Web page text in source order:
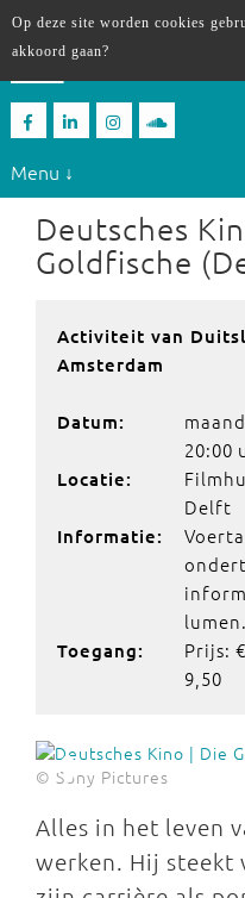
Menu ↓
Deutsches
Goldfische
Activiteit van
Amsterdam
Datum:
20:00
Locatie:
Delft
Informatie:
Toegang:
Prijs:
9,50
© Sony Pictures
Alles in het leven
werken. Hij
Op deze site worden cookies
akkoord gaan?